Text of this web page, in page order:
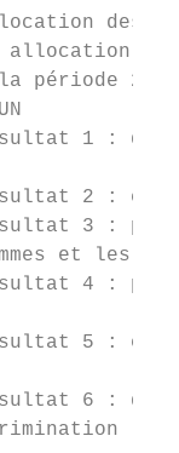
des
période
1 :
2 :
3 :
et les
4 :
5 :
6 :